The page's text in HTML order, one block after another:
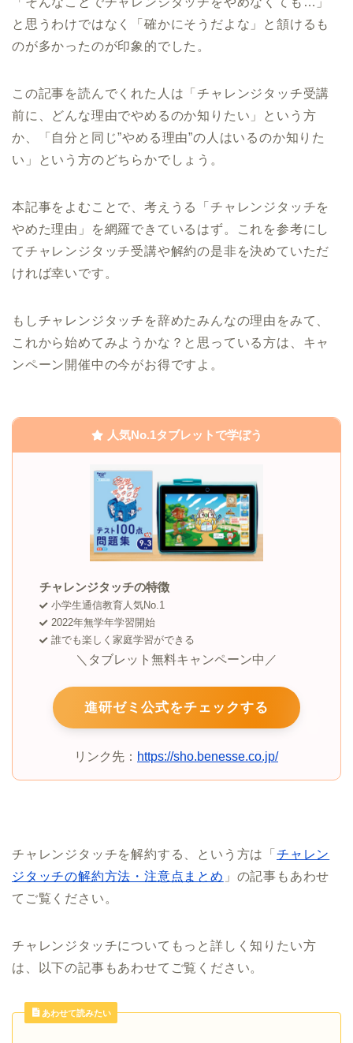
と思うわけではなく「確かにそうだよな」と頷けるも
のが多かったのが印象的でした。
この記事を読んでくれた人は「チャレンジタッチ受講
前に、どんな理由でやめるのか知りたい」という方
か、「自分と同じ”やめる理由”の人はいるのか知りた
い」という方のどちらかでしょう。
本記事をよむことで、考えうる「チャレンジタッチを
やめた理由」を網羅できているはず。これを参考にし
てチャレンジタッチ受講や解約の是非を決めていただ
ければ幸いです。
もしチャレンジタッチを辞めたみんなの理由をみて、
これから始めてみようかな？と思っている方は、キャ
ンペーン開催中の今がお得ですよ。
人気No.1タブレットで学ぼう
チャレンジタッチの特徴
小学生通信教育人気No.1
2022年無学年学習開始
誰でも楽しく家庭学習ができる
＼タブレット無料キャンペーン中／
進研ゼミ公式をチェックする
リンク先： https://sho.benesse.co.jp/
チャレンジタッチを解約する、という方は「チャレン
ジタッチの解約方法・注意点まとめ 」の記事もあわせ
てご覧ください。
チャレンジタッチについてもっと詳しく知りたい方
は、以下の記事もあわせてご覧ください。
あわせて読みたい